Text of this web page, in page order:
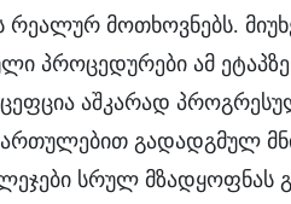
მოთხოვნებს.
პროცედურები ამ
აშკარად
გადადგმულ
სრულ მზადყოფნას